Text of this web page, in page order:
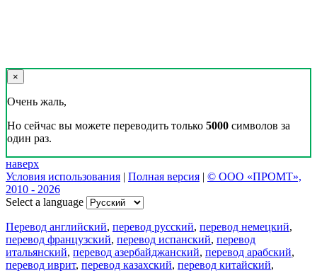
×
Очень жаль,
Но сейчас вы можете переводить только 5000 символов за
один раз.
наверх
Условия использования | Полная версия | © ООО «ПРОМТ»,
2010 - 2026
Select a language
Перевод английский, перевод русский, перевод немецкий,
перевод французский, перевод испанский, перевод
итальянский, перевод азербайджанский, перевод арабский,
перевод иврит, перевод казахский, перевод китайский,